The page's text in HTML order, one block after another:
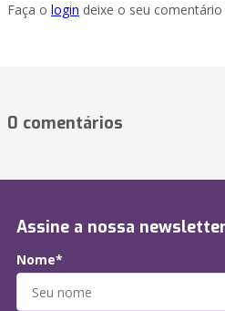
Faça o login deixe o seu
0 comentários
Assine a nossa newsletter
Nome*